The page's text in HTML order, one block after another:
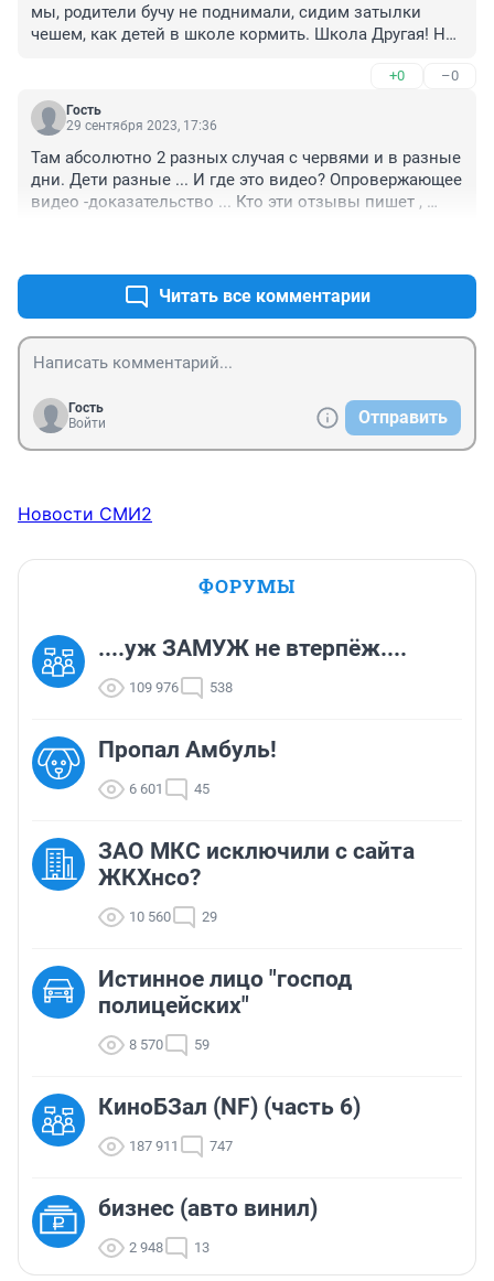
мы, родители бучу не поднимали, сидим затылки
чешем, как детей в школе кормить. Школа Другая! Не
+0 –0
Гость
29 сентября 2023, 17:36
Там абсолютно 2 разных случая с червями и в разные
дни. Дети разные ... И где это видео? Опровержающее
видео -доказательство ... Кто эти отзывы пишет ,
оставил отзывы выше... Все говорят про видео ,
которого никто не видел.Только на словах , но это
бред..Кормят отвратительно и очень дорого для
школьников обед выходит 200 руб , вы вообще о чем
??? Там антисанитария, волосы регулярно
находят,холодную еду и не свежую подают. Больше 10
лет все жалуются на эту столовую. Пора прокуратуре
все проверить.
Читать все комментарии
Гость
Войти
Отправить
Новости СМИ2
ФОРУМЫ
....уж ЗАМУЖ не втерпёж....
109 976 538
Пропал Амбуль!
6 601 45
ЗАО МКС исключили с сайта
ЖКХнсо?
10 560 29
Истинное лицо "господ
полицейских"
8 570 59
КиноБЗал (NF) (часть 6)
187 911 747
бизнес (авто винил)
2 948 13